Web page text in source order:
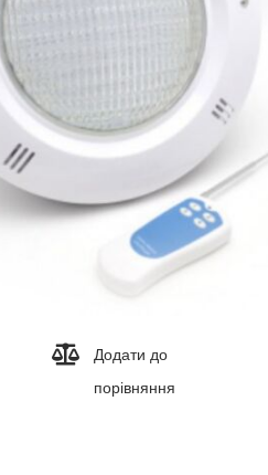
Додати до
порівняння